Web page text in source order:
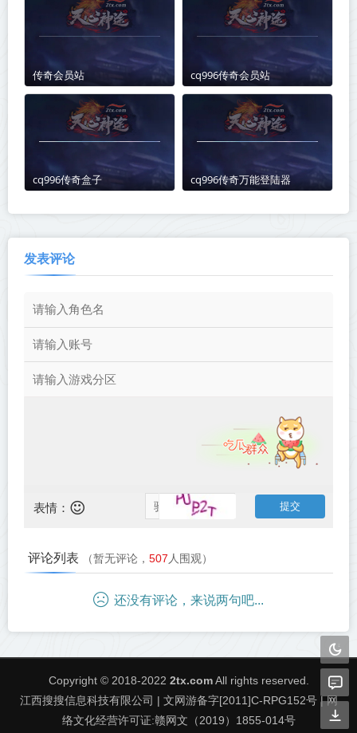
传奇会员站 cq996传奇会员站
cq996传奇盒子 cq996传奇万能登陆器
发表评论
表情：
评论列表 （暂无评论， 507人围观）
还没有评论，来说两句吧...
Copyright © 2018-2022 2tx.comAll rights reserved.
江西搜搜信息科技有限公司 | 文网游备字[2011]C-RPG152号 | 网
络文化经营许可证:赣网文（2019）1855-014号